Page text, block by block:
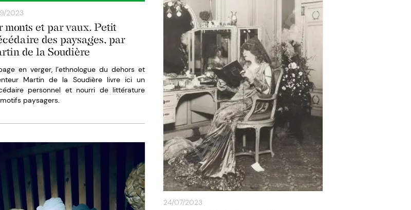
2023
monts et par vaux. Petit
des paysages, par
de la Soudière
en verger, l’ethnologue du dehors et
Martin de la Soudière livre ici un
personnel et nourri de littérature
paysagers.
24/07/2023